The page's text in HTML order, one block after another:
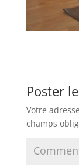
Poster
Votre
champs